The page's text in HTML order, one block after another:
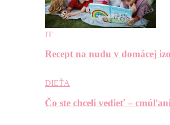
IT
Recept na nudu v domácej
DIEŤA
Čo ste chceli vedieť –